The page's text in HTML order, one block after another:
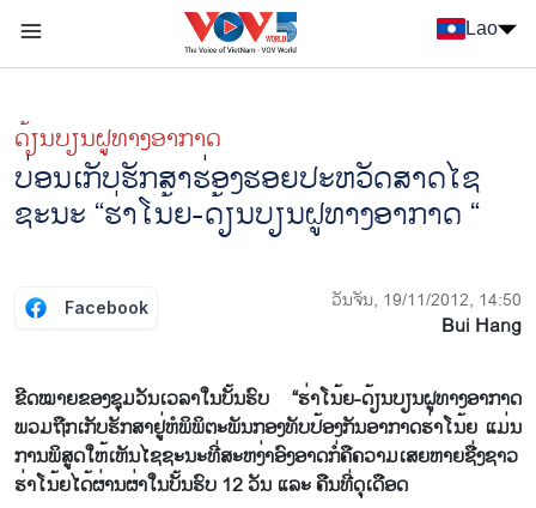
Lao
ດ້ຽນບຽນ​ຝູທາງ​ອາກາດ
ບ່ອນເກັບຮັກສາຮ່ອງຮອຍປະຫວັດສາດໄຊ
ຊະນະ “ຮ່າໂນ້ຍ-ດ້ຽນບຽນຝູທາງອາກາດ “
Facebook ວັນຈັນ, 19/11/2012, 14:50
Bui Hang
ຂີດ​ໝາຍ​ຂອງ​ຊຸມ​ວັນ​ເວລາໃນ​ບັ້ນຮົບ “ຮ່າ​ໂນ້ຍ-ດ້ຽນບຽນ​ຝູທາງ​ອາກາດ
ພວມ​ຖືກ​ເກັບ​ຮັກສາ​​ຢູ່​ຫໍພິພິຕະພັນ​ກອງທັບປ້ອງ​ກັນ​ອາກາ​ດຮ່າ​ໂນ້ຍ ​ແມ່ນ​
ການ​ພິສູດ​​ໃຫ້​ເຫັນໄຊຊະນະ​ທີ່​ສະຫງ່າ​ອົງອາດກໍ່​ຄື​ຄວາມ​ເສຍ​ຫາຍ​ຊື່ງຊາວ​
ຮ່າ​ໂນ້ຍ​ໄດ້​ຜ່ານ​ຜ່າ​ໃນບັ້ນຮົບ 12 ວັນ ​ແລະ ຄືນ​ທີ່​ດຸ​ເດືອດ​